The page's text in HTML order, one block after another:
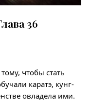
36
чтобы стать
каратэ, кунг-
овладела ими.